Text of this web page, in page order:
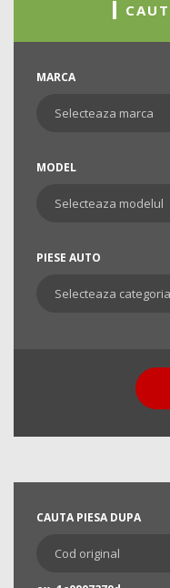
MARCA
MODEL
PIESE AUTO
CAUTA PIESA DUPA